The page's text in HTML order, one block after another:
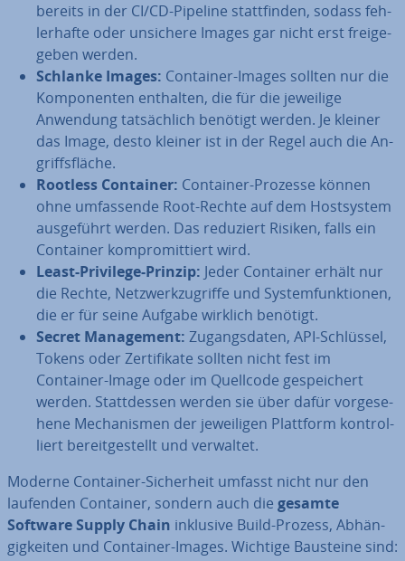
bereits in der CI/CD-Pipeline statt­fin­den, sodass feh­
ler­haf­te oder unsichere Images gar nicht erst frei­ge­
ge­ben werden.
Schlanke Images: Container-Images sollten nur die
Kom­po­nen­ten enthalten, die für die jeweilige
Anwendung tat­säch­lich benötigt werden. Je kleiner
das Image, desto kleiner ist in der Regel auch die An­
griffs­flä­che.
Rootless Container: Container-Prozesse können
ohne um­fas­sen­de Root-Rechte auf dem Host­sys­tem
aus­ge­führt werden. Das reduziert Risiken, falls ein
Container kom­pro­mit­tiert wird.
Least-Privilege-Prinzip: Jeder Container erhält nur
die Rechte, Netz­werk­zu­grif­fe und Sys­tem­funk­tio­nen,
die er für seine Aufgabe wirklich benötigt.
Secret Ma­nage­ment: Zu­gangs­da­ten, API-Schlüssel,
Tokens oder Zer­ti­fi­ka­te sollten nicht fest im
Container-Image oder im Quellcode ge­spei­chert
werden. Statt­des­sen werden sie über dafür vor­ge­se­
he­ne Me­cha­nis­men der je­wei­li­gen Plattform kon­trol­
liert be­reit­ge­stellt und verwaltet.
Moderne Container-Si­cher­heit umfasst nicht nur den
laufenden Container, sondern auch die gesamte
Software Supply Chain inklusive Build-Prozess, Ab­hän­
gig­kei­ten und Container-Images. Wichtige Bausteine sind: